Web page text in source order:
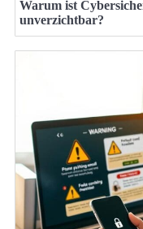
Warum ist
unverzichtbar?